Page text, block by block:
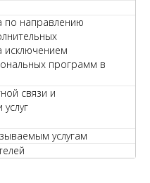
по направлению
исключением
программ в
связи и
услугам